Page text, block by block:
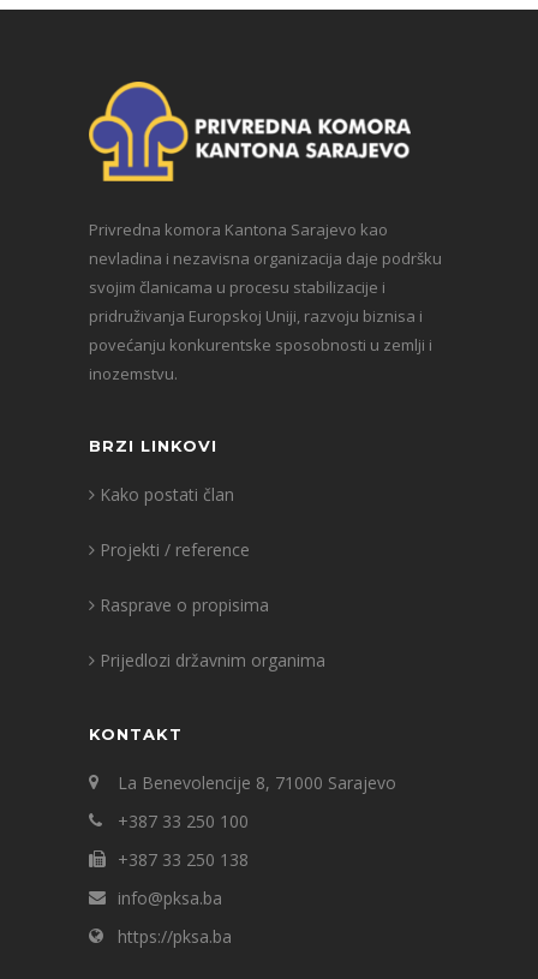
Privredna komora Kantona Sarajevo kao
nevladina i nezavisna organizacija daje podršku
svojim članicama u procesu stabilizacije i
pridruživanja Europskoj Uniji, razvoju biznisa i
povećanju konkurentske sposobnosti u zemlji i
inozemstvu.
BRZI LINKOVI
Kako postati član
Projekti / reference
Rasprave o propisima
Prijedlozi državnim organima
KONTAKT
La Benevolencije 8, 71000 Sarajevo
+387 33 250 100
+387 33 250 138
info@pksa.ba
https://pksa.ba